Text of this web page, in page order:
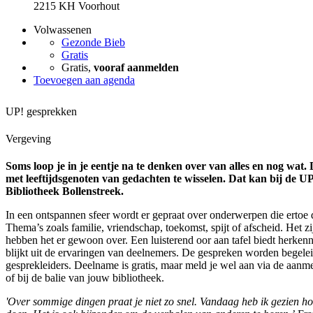
2215 KH Voorhout
Volwassenen
Gezonde Bieb
Gratis
Gratis, vooraf aanmelden
Toevoegen aan agenda
UP! gesprekken
Vergeving
Soms loop je in je eentje na te denken over van alles en nog
met leeftijdsgenoten van gedachten te wisselen. Dat kan bij de
Bibliotheek Bollenstreek.
In een ontspannen sfeer wordt er gepraat over onderwerpen die
Thema’s zoals familie, vriendschap, toekomst, spijt of afscheid. Het
hebben het er gewoon over. Een luisterend oor aan tafel biedt
blijkt uit de ervaringen van deelnemers. De gespreken worden
gesprekleiders. Deelname is gratis, maar meld je wel aan via de
of bij de balie van jouw bibliotheek.
'Over sommige dingen praat je niet zo snel. Vandaag heb ik gezien